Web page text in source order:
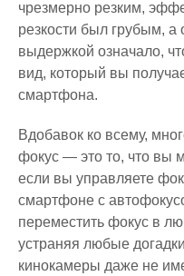
чрезмерно резким,
резкости был грубым, а
выдержкой означало,
вид, который вы
смартфона.
Вдобавок ко всему,
фокус — это то, что вы
если вы управляете
смартфоне с
переместить фокус в
устраняя любые
кинокамеры даже не